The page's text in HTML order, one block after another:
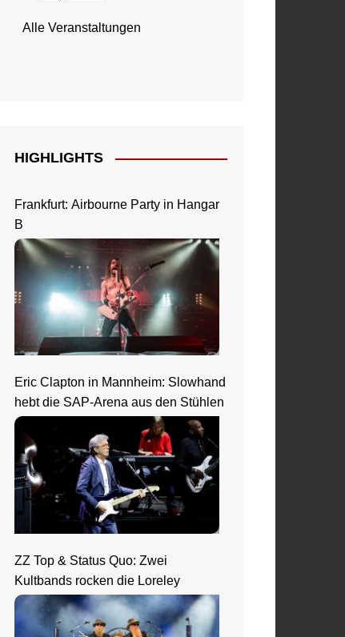
Alle Veranstaltungen
HIGHLIGHTS
Frankfurt: Airbourne Party in Hangar
B
Eric Clapton in Mannheim: Slowhand
hebt die SAP-Arena aus den Stühlen
ZZ Top & Status Quo: Zwei
Kultbands rocken die Loreley